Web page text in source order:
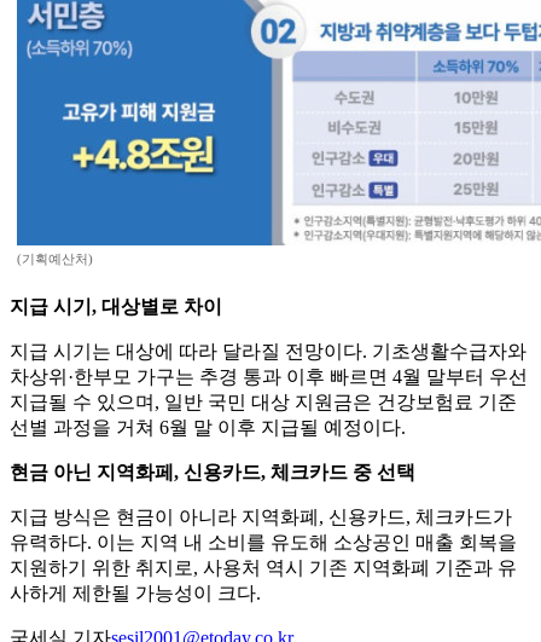
(기획예산처)
지급 시기, 대상별로 차이
지급 시기는 대상에 따라 달라질 전망이다. 기초생활수급자와
차상위·한부모 가구는 추경 통과 이후 빠르면 4월 말부터 우선
지급될 수 있으며, 일반 국민 대상 지원금은 건강보험료 기준
선별 과정을 거쳐 6월 말 이후 지급될 예정이다.
현금 아닌 지역화페, 신용카드, 체크카드 중 선택
지급 방식은 현금이 아니라 지역화폐, 신용카드, 체크카드가
유력하다. 이는 지역 내 소비를 유도해 소상공인 매출 회복을
지원하기 위한 취지로, 사용처 역시 기존 지역화폐 기준과 유
사하게 제한될 가능성이 크다.